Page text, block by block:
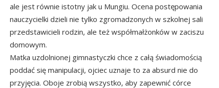
ale jest równie istotny jak u Mungiu. Ocena postępowania
nauczycielki dzieli nie tylko zgromadzonych w szkolnej sali
przedstawicieli rodzin, ale też współmałżonków w zaciszu
domowym.
Matka uzdolnionej gimnastyczki chce z całą świadomością
poddać się manipulacji, ojciec uznaje to za absurd nie do
przyjęcia. Oboje zrobią wszystko, aby zapewnić córce